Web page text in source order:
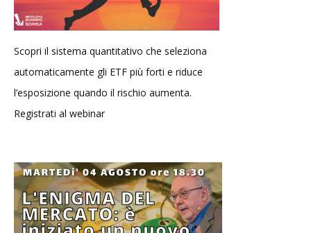
Scopri il sistema quantitativo che seleziona
automaticamente gli ETF più forti e riduce
l’esposizione quando il rischio aumenta.
Registrati al webinar